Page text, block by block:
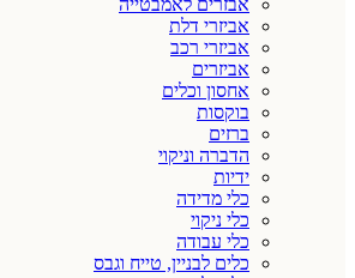
אבזרים לאמבטייה
אביזרי דלת
אביזרי רכב
אביזרים
אחסון וכלים
בוקסות
ברזים
הדברה וניקוי
ידיות
כלי מדידה
כלי ניקוי
כלי עבודה
כלים לבניין, טייח וגבס